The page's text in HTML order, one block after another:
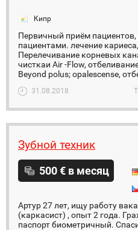
Кипр
Первичный приём
пациентами. лечение
Перелечивание корневых
чисткаи Air -Flow,
Beyond polus; opalescense,
31.08.2018
Зубной техник
500 € в месяц
Артур 27 лет, ищу работу
(каркасист) , опыт 2 года.
паспорт биометричный.